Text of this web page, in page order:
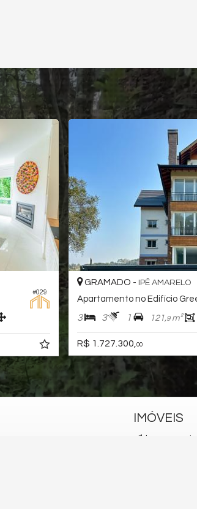
BAVÁRIA
no Edifício Bosque da Baviera
0m² 83, m²
1.820.731,00
IMÓVEIS
lançamentos